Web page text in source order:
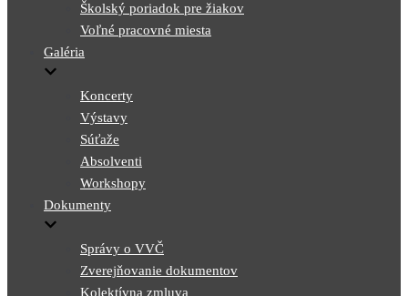
Školský poriadok pre žiakov
Voľné pracovné miesta
Galéria
Koncerty
Výstavy
Súťaže
Absolventi
Workshopy
Dokumenty
Správy o VVČ
Zverejňovanie dokumentov
Kolektívna zmluva